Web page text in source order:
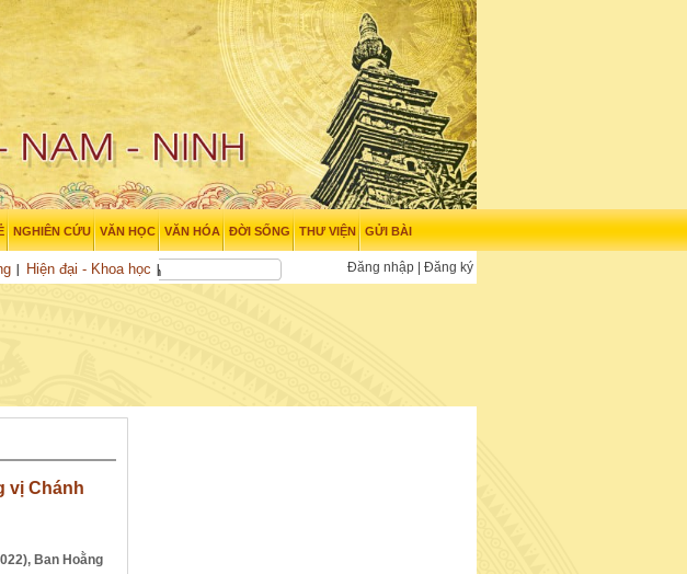
Hiện đại - Khoa học
NGHIÊN CỨU VĂN HỌC VĂN HÓA ĐỜI SỐNG THƯ VIỆN GỬI BÀI
Đăng nhập Đăng ký
vị Chánh
Ban Hoằng